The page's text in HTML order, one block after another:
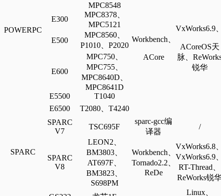
POWERPC
MPC8548
Workbench、
ACore
VxWorks6.9
ACoreOS天
脉、
锐华
E300
MPC8378、
MPC5121
E500
MPC8560、
P1010、P2020
E600
MPC750、
MPC755、
MPC8640D、
MPC8641D
E5500
T1040
E6500
T2080、T4240
SPARC
SPARC
V7
TSC695F
sparc-gcc编
译器
/
SPARC
V8
LEON2、
BM3803、
AT697F、
BM3823、
S698PM
Workbench、
Tornado2.2、
ReDe
VxWorks6.8
VxWorks6.9
RT-Thread、
ReWorks锐
Linux、